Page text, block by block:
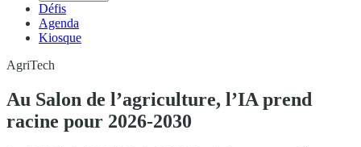
Défis
Agenda
Kiosque
AgriTech
Au Salon de l’agriculture, l’IA prend
racine pour 2026-2030